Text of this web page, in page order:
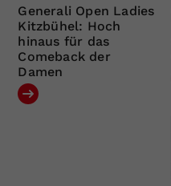
Generali Open Ladies
Kitzbühel: Hoch
hinaus für das
Comeback der
Damen